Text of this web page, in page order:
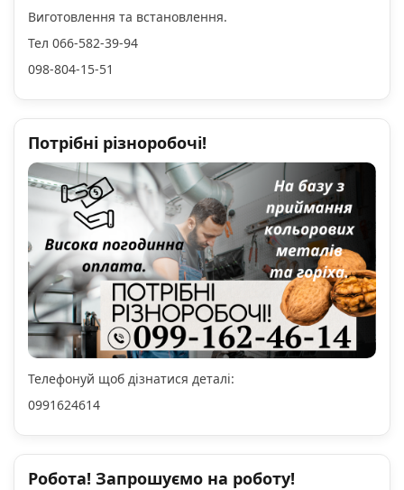
Виготовлення та встановлення.
Тел 066-582-39-94
098-804-15-51
Потрібні різноробочі!
Телефонуй щоб дізнатися деталі:
0991624614
Робота! Запрошуємо на роботу!